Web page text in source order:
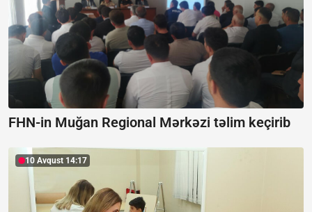
FHN-in Muğan Regional Mərkəzi təlim keçirib
10 Avqust 14:17